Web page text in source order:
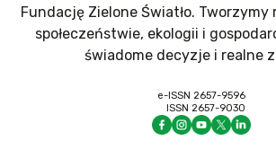
Fundację Zielone Światło.
społeczeństwie, ekologii i
świadome decyzje i realne
e-ISSN 2657-9596
ISSN 2657-9030